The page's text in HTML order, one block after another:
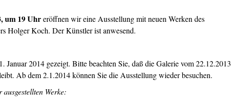
um 19 Uhreröffnen wir eine Ausstellung mit neuen Werken des
Holger Koch. Der Künstler ist anwesend.
2014 gezeigt. Bitte beachten Sie, daß die Galerie vom 22.12.2013
Ab dem 2.1.2014 können Sie die Ausstellung wieder besuchen.
Werke: